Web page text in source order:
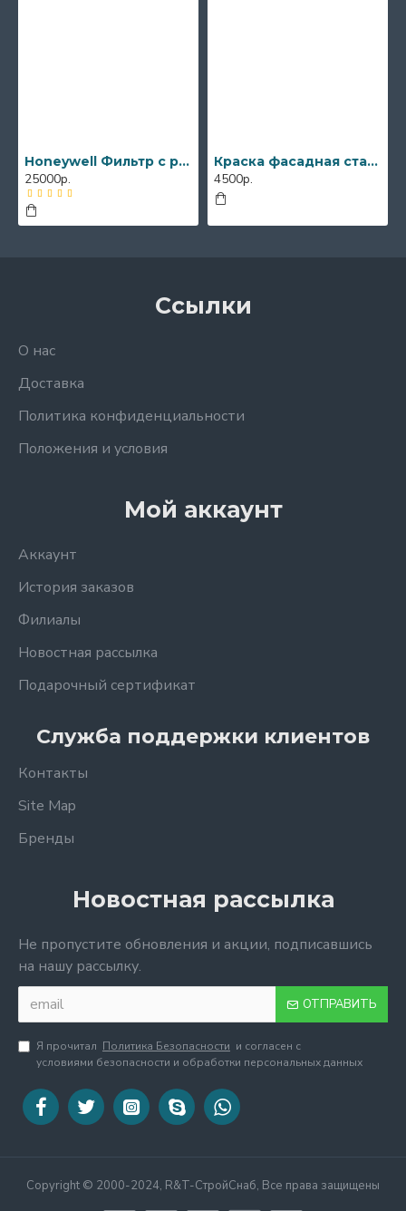
Honeywell Фильтр с регулятором/Resideo Braukmann FK06-3/4"AA+FK06-3/4"AAM, комплект для горячей и холодной воды
25000р.
Краска фасадная стандарт RULTEX 40 кг
4500р.
Ссылки
О нас
Доставка
Политика конфиденциальности
Положения и условия
Мой аккаунт
Аккаунт
История заказов
Филиалы
Новостная рассылка
Подарочный сертификат
Служба поддержки клиентов
Контакты
Site Map
Бренды
Новостная рассылка
Не пропустите обновления и акции, подписавшись
на нашу рассылку.
ОТПРАВИТЬ
Я прочитал Политика Безопасности и согласен с
условиями безопасности и обработки персональных данных
Copyright © 2000-2024, R&T-СтройСнаб, Все права защищены